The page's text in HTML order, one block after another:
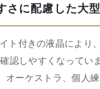
さに配慮した大
ト付きの液晶により
認しやすくなってい
オーケストラ、個人